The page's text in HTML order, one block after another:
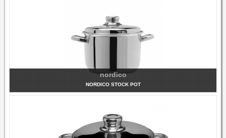
nordico
NORDICO STOCK POT
NORDICO MODEL